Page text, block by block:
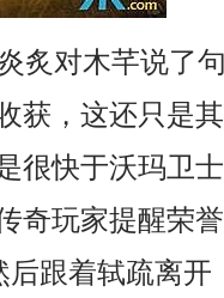
炙对木芊说了
获，这还只是
很快于沃玛卫
奇玩家提醒荣
跟着轼疏离开